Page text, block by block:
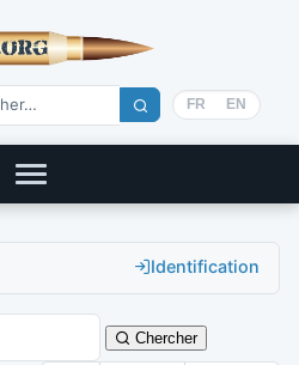
FR EN
Identification
Chercher